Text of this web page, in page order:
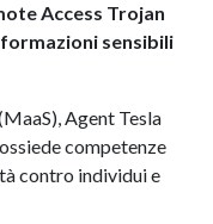
Access Trojan
sensibili
Agent Tesla
competenze
contro individui e